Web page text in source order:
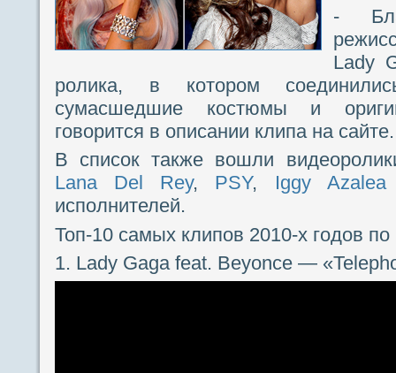
-
Lady
ролика, в котором
сумасшедшие костюмы и
говорится в описании клипа на сайте.
В список также вошли
Lana Del Rey, PSY, Iggy Azalea
исполнителей.
Топ-10 самых клипов 2010-х годов
1. Lady Gaga feat. Beyonce —